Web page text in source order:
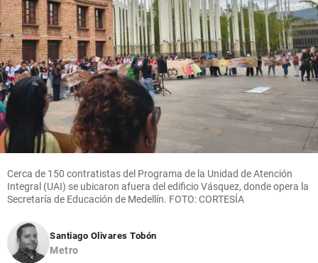
Cerca de 150 contratistas del Programa de la Unidad de Atención
Integral (UAI) se ubicaron afuera del edificio Vásquez, donde opera la
Secretaría de Educación de Medellín. FOTO: CORTESÍA
Santiago Olivares Tobón
Metro